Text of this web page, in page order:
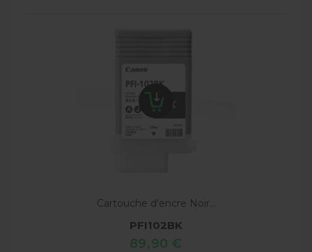
Cartouche d'encre Noir...
PFI102BK
89,90 €